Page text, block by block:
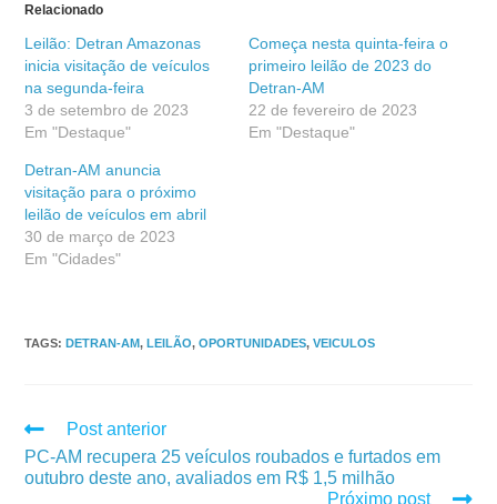
Relacionado
Leilão: Detran Amazonas
inicia visitação de veículos
na segunda-feira
3 de setembro de 2023
Em "Destaque"
Começa nesta quinta-feira o
primeiro leilão de 2023 do
Detran-AM
22 de fevereiro de 2023
Em "Destaque"
Detran-AM anuncia
visitação para o próximo
leilão de veículos em abril
30 de março de 2023
Em "Cidades"
TAGS:DETRAN-AM, LEILÃO, OPORTUNIDADES, VEICULOS
Post anterior
PC-AM recupera 25 veículos roubados e furtados em
outubro deste ano, avaliados em R$ 1,5 milhão
Próximo post